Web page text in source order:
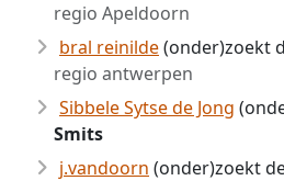
regio Apeldoorn
bral reinilde(onder)zoekt
regio antwerpen
Sibbele Sytse de Jong
Smits
j.vandoorn (onder)zoekt